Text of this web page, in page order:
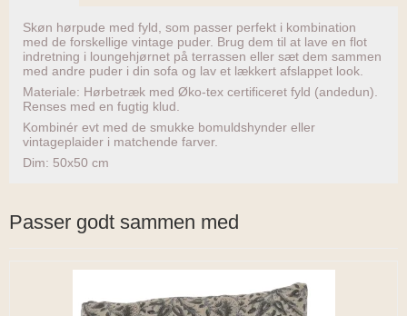
Skøn hørpude med fyld, som passer perfekt i kombination
med de forskellige vintage puder. Brug dem til at lave en flot
indretning i loungehjørnet på terrassen eller sæt dem sammen
med andre puder i din sofa og lav et lækkert afslappet look.
Materiale: Hørbetræk med Øko-tex certificeret fyld (andedun).
Renses med en fugtig klud.
Kombinér evt med de smukke bomuldshynder eller
vintageplaider i matchende farver.
Dim: 50x50 cm
Passer godt sammen med